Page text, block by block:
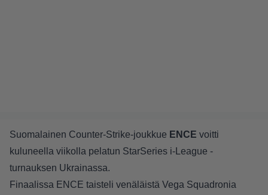
Suomalainen Counter-Strike-joukkue ENCE voitti
kuluneella viikolla pelatun StarSeries i-League -
turnauksen Ukrainassa.
Finaalissa ENCE taisteli venäläistä Vega Squadronia